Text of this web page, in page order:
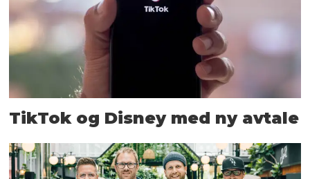
TikTok og Disney med ny avtale